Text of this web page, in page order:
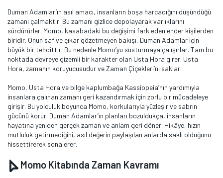
Duman Adamlar’ın asıl amacı, insanların boşa harcadığını düşündüğü
zamanı çalmaktır. Bu zamanı gizlice depolayarak varlıklarını
sürdürürler. Momo, kasabadaki bu değişimi fark eden ender kişilerden
biridir. Onun saf ve çıkar gözetmeyen bakışı, Duman Adamlar için
büyük bir tehdittir. Bu nedenle Momo’yu susturmaya çalışırlar. Tam bu
noktada devreye gizemli bir karakter olan Usta Hora girer. Usta
Hora, zamanın koruyucusudur ve Zaman Çiçekleri’ni saklar.
Momo, Usta Hora ve bilge kaplumbağa Kassiopeia’nın yardımıyla
insanlara çalınan zamanı geri kazandırmak için zorlu bir mücadeleye
girişir. Bu yolculuk boyunca Momo, korkularıyla yüzleşir ve sabrın
gücünü korur. Duman Adamlar’ın planları bozuldukça, insanların
hayatına yeniden gerçek zaman ve anlam geri döner. Hikâye, hızın
mutluluk getirmediğini, asıl değerin paylaşılan anlarda saklı olduğunu
hissettirerek sona erer.
Momo Kitabında Zaman Kavramı